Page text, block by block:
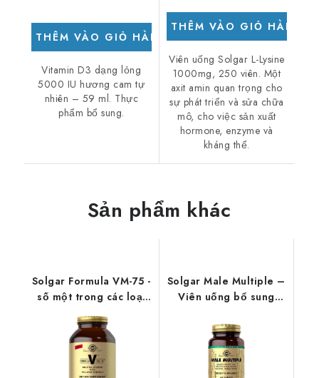
THÊM VÀO GIỎ HÀNG
Vitamin D3 dạng lỏng
5000 IU hương cam tự
nhiên – 59 ml. Thực
phẩm bổ sung.
THÊM VÀO GIỎ HÀNG
Viên uống Solgar L-Lysine
1000mg, 250 viên. Một
axit amin quan trọng cho
sự phát triển và sửa chữa
mô, cho việc sản xuất
hormone, enzyme và
kháng thể.
Sản phẩm khác
Solgar Formula VM-75 -
số một trong các loại
nén
Solgar Male Multiple –
Viên uống bổ sung
cho nam giới, 120 viên.